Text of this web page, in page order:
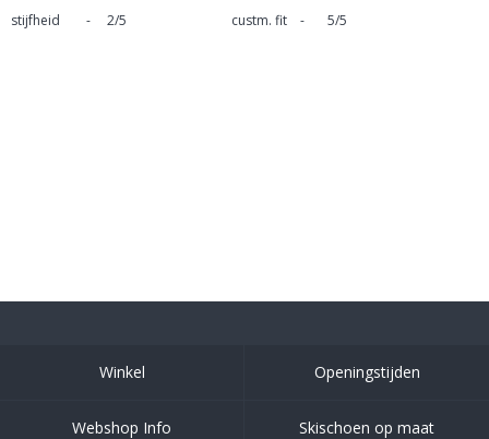
stijfheid - 2/5 custm. fit - 5/5
Winkel Openingstijden
Webshop Info Skischoen op maat